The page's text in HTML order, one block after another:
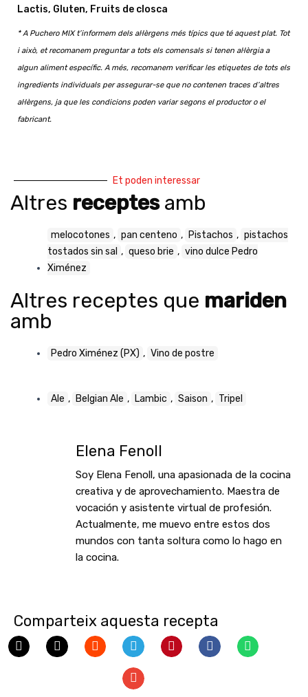
Lactis, Gluten, Fruits de closca
* A Puchero MIX t’informem dels al·lèrgens més típics que té aquest plat. Tot
i això, et recomanem preguntar a tots els comensals si tenen al·lèrgia a
algun aliment específic. A més, recomanem verificar les etiquetes de tots els
ingredients individuals per assegurar-se que no contenen traces d’altres
al·lèrgens, ja que les condicions poden variar segons el productor o el
fabricant.
Et poden interessar
Altres receptesamb
melocotones , pan centeno , Pistachos , pistachos
tostados sin sal , queso brie , vino dulce Pedro
Ximénez
Altres receptes que mariden
amb
Pedro Ximénez (PX) , Vino de postre
Ale , Belgian Ale , Lambic , Saison , Tripel
Elena Fenoll
Soy Elena Fenoll, una apasionada de la cocina
creativa y de aprovechamiento. Maestra de
vocación y asistente virtual de profesión.
Actualmente, me muevo entre estos dos
mundos con tanta soltura como lo hago en
la cocina.
Comparteix aquesta recepta